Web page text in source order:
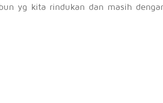
yg kita rindukan dan masih